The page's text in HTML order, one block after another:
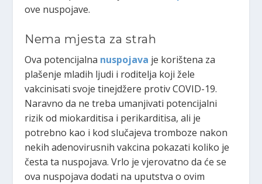
ove nuspojave.
Nema mjesta za strah
Ova potencijalna nuspojava je korištena za
plašenje mladih ljudi i roditelja koji žele
vakcinisati svoje tinejdžere protiv COVID-19.
Naravno da ne treba umanjivati potencijalni
rizik od miokarditisa i perikarditisa, ali je
potrebno kao i kod slučajeva tromboze nakon
nekih adenovirusnih vakcina pokazati koliko je
česta ta nuspojava. Vrlo je vjerovatno da će se
ova nuspojava dodati na uputstva o ovim